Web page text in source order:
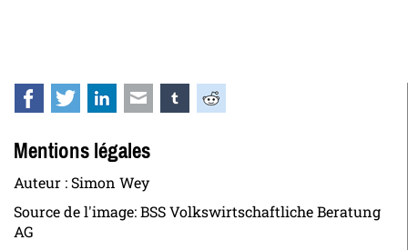
Facebook
TwitterLinkedInE-mail tumblrReddit
Mentions légales
Auteur : Simon Wey
Source de l'image: BSS Volkswirtschaftliche Beratung
AG